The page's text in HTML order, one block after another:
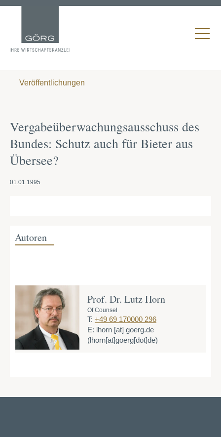
Veröffentlichungen
Vergabeüberwachungsausschuss des
Bundes: Schutz auch für Bieter aus
Übersee?
01.01.1995
Autoren
Prof. Dr. Lutz Horn
Of Counsel
T: +49 69 170000 296
E: lhorn [at] goerg.de
(lhorn[at]goerg[dot]de)